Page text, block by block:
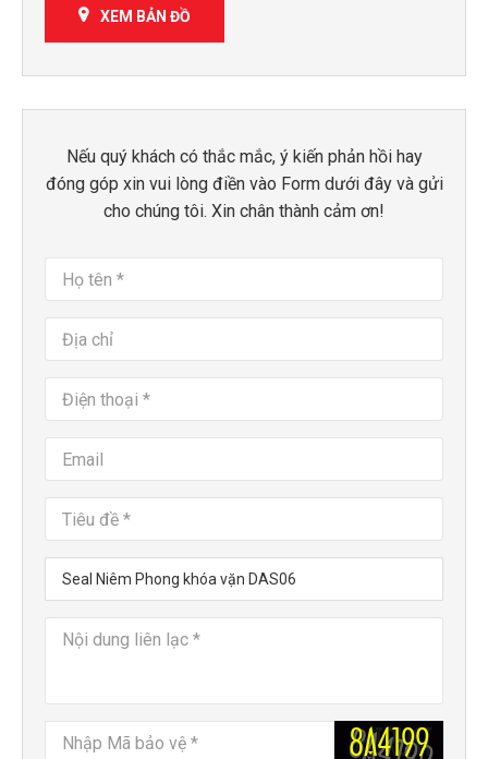
XEM BẢN ĐỒ
Nếu quý khách có thắc mắc, ý kiến phản hồi hay
đóng góp xin vui lòng điền vào Form dưới đây và gửi
cho chúng tôi. Xin chân thành cảm ơn!
Seal Niêm Phong khóa vặn DAS06